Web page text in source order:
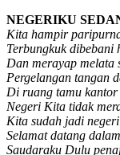
NEGERIKU
Kita hampir
Terbungkuk dibebani
Dan merayap melata
Pergelangan tangan
Di ruang tamu
Negeri Kita tidak
Kita sudah jadi
Selamat datang
Saudaraku Dulu